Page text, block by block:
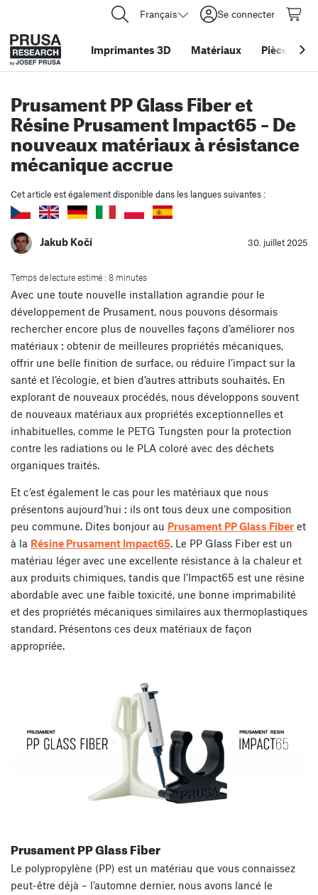
Français Se connecter
Imprimantes 3D Matériaux Pièces &
Prusament PP Glass Fiber et
Résine Prusament Impact65 – De
nouveaux matériaux à résistance
mécanique accrue
Cet article est également disponible dans les langues suivantes :
Jakub Kočí 30. juillet 2025
Temps de lecture estimé : 8 minutes
Avec une toute nouvelle installation agrandie pour le
développement de Prusament, nous pouvons désormais
rechercher encore plus de nouvelles façons d’améliorer nos
matériaux : obtenir de meilleures propriétés mécaniques,
offrir une belle finition de surface, ou réduire l’impact sur la
santé et l’écologie, et bien d’autres attributs souhaités. En
explorant de nouveaux procédés, nous développons souvent
de nouveaux matériaux aux propriétés exceptionnelles et
inhabituelles, comme le PETG Tungsten pour la protection
contre les radiations ou le PLA coloré avec des déchets
organiques traités.
Et c’est également le cas pour les matériaux que nous
présentons aujourd’hui : ils ont tous deux une composition
peu commune. Dites bonjour au Prusament PP Glass Fiber et
à la Résine Prusament Impact65. Le PP Glass Fiber est un
matériau léger avec une excellente résistance à la chaleur et
aux produits chimiques, tandis que l’Impact65 est une résine
abordable avec une faible toxicité, une bonne imprimabilité
et des propriétés mécaniques similaires aux thermoplastiques
standard. Présentons ces deux matériaux de façon
appropriée.
Prusament PP Glass Fiber
Le polypropylène (PP) est un matériau que vous connaissez
peut-être déjà – l’automne dernier, nous avons lancé le